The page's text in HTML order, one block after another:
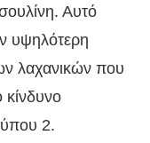
Αυτό
υψηλότερη
λαχανικών που
κίνδυνο
2.